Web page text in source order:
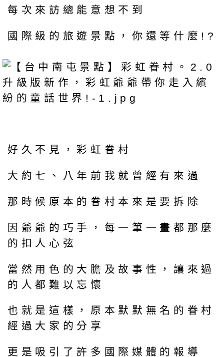
每次來訪總能意想不到
國際級的旅遊景點，你還等什麼!?
好久不見，彩虹眷村
大約七、八年前我就曾經有來過
那時候原本的眷村本來是要拆除
因爺爺的巧手，每一筆一畫都那麼
的扣人心弦
當然用色的大膽及故事性，讓來過
的人都難以忘懷
也就是這樣，原本默默無名的眷村
經過大家的分享
更是吸引了許多國際媒體的報導